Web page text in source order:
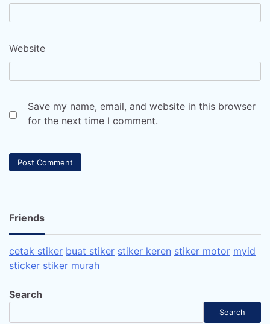
Website
Save my name, email, and website in this browser
for the next time I comment.
Friends
cetak stiker buat stiker stiker keren stiker motor myid
sticker stiker murah
Search
Search